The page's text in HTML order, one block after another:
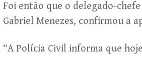
Foi então que o delegado-chefe
Gabriel Menezes, confirmou a
“A Polícia Civil informa que